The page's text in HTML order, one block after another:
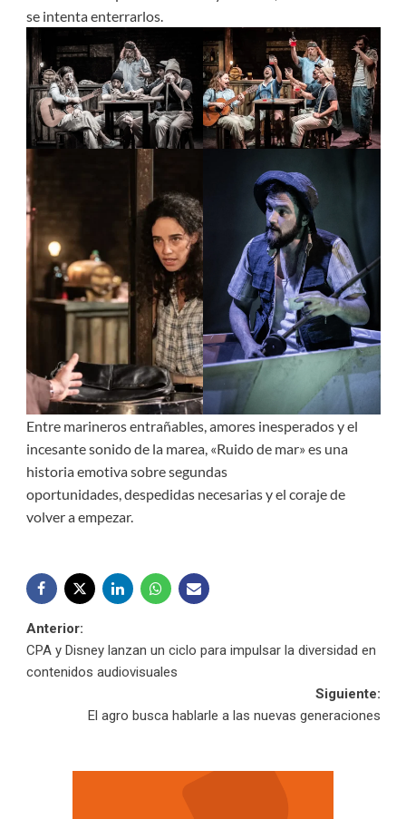
se intenta enterrarlos.
Entre marineros entrañables, amores inesperados y el
incesante sonido de la marea, «Ruido de mar» es una
historia emotiva sobre segundas
oportunidades, despedidas necesarias y el coraje de
volver a empezar.
Navegación
de
entradas
Anterior:
CPA y Disney lanzan un ciclo para impulsar la diversidad en
contenidos audiovisuales
Siguiente:
El agro busca hablarle a las nuevas generaciones